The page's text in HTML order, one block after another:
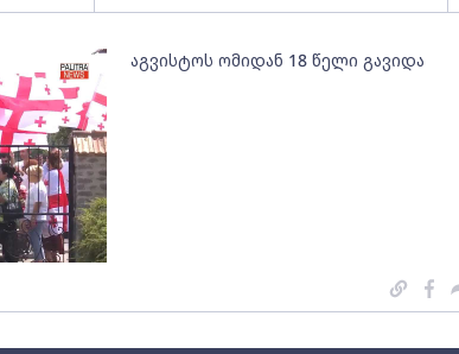
აგვისტოს ომიდან 18 წელი გავიდა